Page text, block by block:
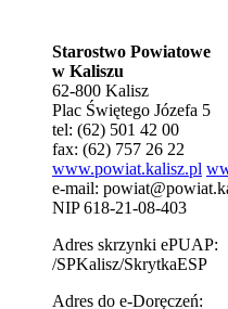
Starostwo Powiatowe
w Kaliszu
62-800 Kalisz
Plac Świętego Józefa 5
tel: (62) 501 42 00
fax: (62) 757 26 22
www.powiat.kalisz.pl
e-mail:
NIP 618-21-08-403
Adres skrzynki ePUAP:
/SPKalisz/SkrytkaESP
Adres do e-Doręczeń: